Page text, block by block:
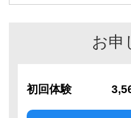
お申
初回体験